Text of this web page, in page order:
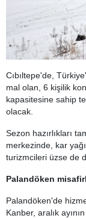
Cıbıltepe'de,
mal olan, 6 kişilik
kapasitesine sahip
olacak.
Sezon hazırlıkları
merkezinde, kar
turizmcileri üzse de
Palandöken
Palandöken'de
Kanber, aralık